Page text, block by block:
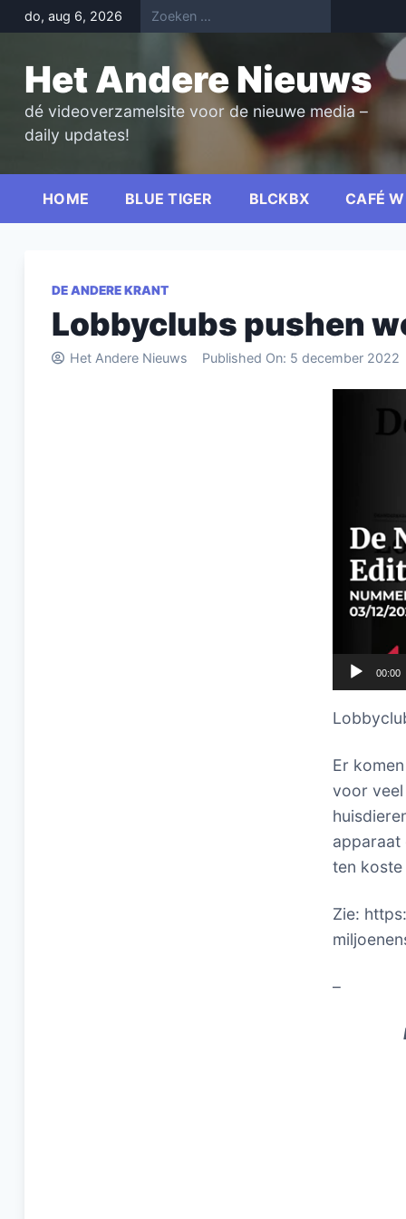
Skip
to
do, aug 6, 2026
Het Andere Nieuws
dé videoverzamelsite voor de nieuwe media –
daily updates!
HOME BLUE TIGER BLCKBX CAFÉ
DE ANDERE KRANT
Lobbyclubs pushen
Het Andere Nieuws Published On: 5 december 2022
00:00
Er
voor
apparaat
ten
Zie:
–